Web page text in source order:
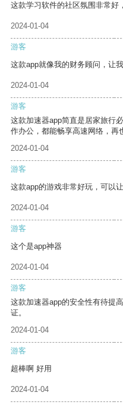
这款学习软件的社区氛围非常好
2024-01-04
游客
这款app就像我的财务顾问，让
2024-01-04
游客
这款加速器app简直是居家旅行
作办公，都能畅享高速网络，再
2024-01-04
游客
这款app的游戏非常好玩，可以让
2024-01-04
游客
这个是app神器
2024-01-04
游客
这款加速器app的安全性有待提
证。
2024-01-04
游客
超棒啊 好用
2024-01-04